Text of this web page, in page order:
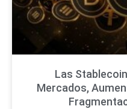
Las
Mercados,